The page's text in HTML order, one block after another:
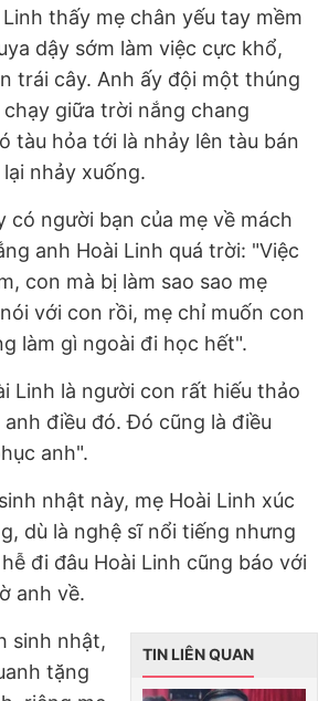
thấy mẹ chân yếu tay mềm
dậy sớm làm việc cực khổ,
trái cây. Anh ấy đội một thúng
giữa trời nắng chang
tàu hỏa tới là nhảy lên tàu bán
nhảy xuống.
có người bạn của mẹ về mách
anh Hoài Linh quá trời: "Việc
con mà bị làm sao sao mẹ
với con rồi, mẹ chỉ muốn con
làm gì ngoài đi học hết".
Linh là người con rất hiếu thảo
điều đó. Đó cũng là điều
anh".
nhật này, mẹ Hoài Linh xúc
dù là nghệ sĩ nổi tiếng nhưng
đi đâu Hoài Linh cũng báo với
anh về.
TIN LIÊN QUAN
sinh nhật,
tặng